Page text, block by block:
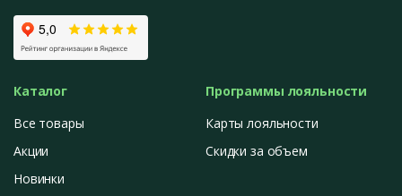
Каталог
Все товары
Акции
Новинки
Программы лояльности
Карты лояльности
Скидки за объем